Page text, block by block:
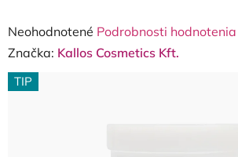
Priemerné
hodnotenie
produktu
je
Neohodnotené Podrobnosti hodnotenia
Značka: Kallos Cosmetics Kft.
TIP